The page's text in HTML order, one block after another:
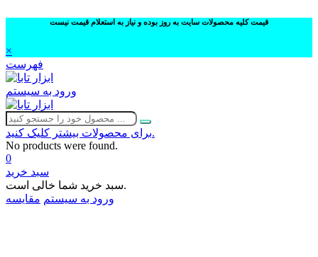
قیمت کلیه محصولات سایت به روز بوده و نیاز به استعلام قیمت نیست
×
فهرست
ورود به سیستم
برای محصولات بیشتر کلیک کنید.
No products were found.
0
سبد خرید
سبد خرید شما خالی است.
ورود به سیستم مقایسه